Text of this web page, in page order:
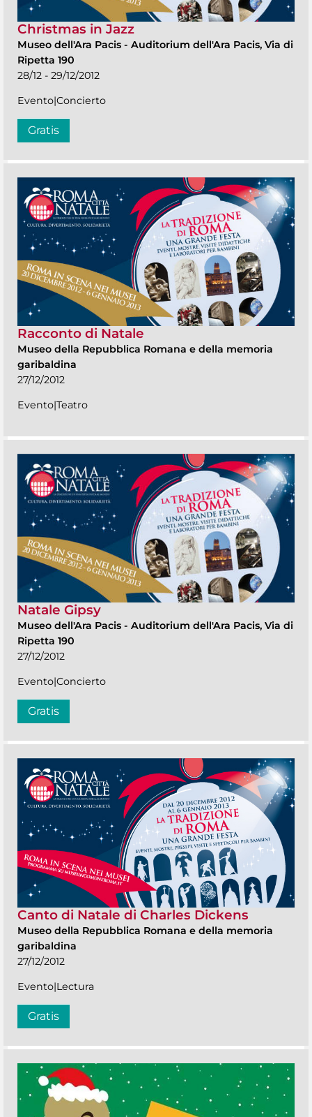
Christmas in Jazz
Museo dell'Ara Pacis - Auditorium dell'Ara Pacis, Via di
Ripetta 190
28/12 - 29/12/2012
Evento|Concierto
Gratis
Racconto di Natale
Museo della Repubblica Romana e della memoria
garibaldina
27/12/2012
Evento|Teatro
Natale Gipsy
Museo dell'Ara Pacis - Auditorium dell'Ara Pacis, Via di
Ripetta 190
27/12/2012
Evento|Concierto
Gratis
Canto di Natale di Charles Dickens
Museo della Repubblica Romana e della memoria
garibaldina
27/12/2012
Evento|Lectura
Gratis